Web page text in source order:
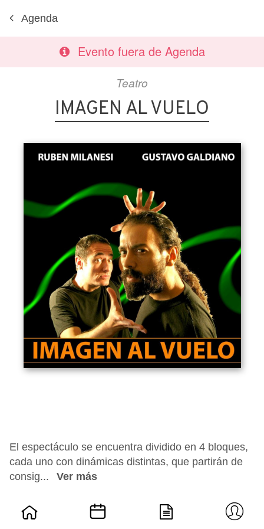
Agenda
Evento fuera de Agenda
Teatro
IMAGEN AL VUELO
El espectáculo se encuentra dividido en 4 bloques,
cada uno con dinámicas distintas, que partirán de
consig...
Ver más